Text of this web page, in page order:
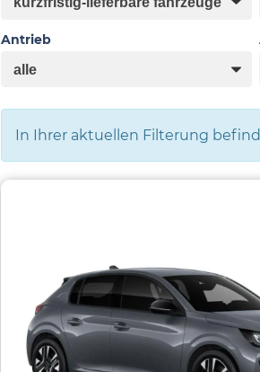
Antrieb
In Ihrer aktuellen Filterung